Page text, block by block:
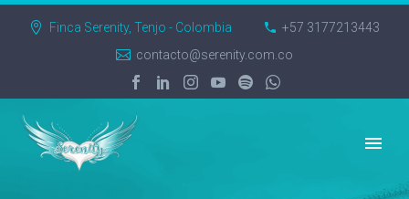
Finca Serenity, Tenjo - Colombia
+57 3177213443
contacto@serenity.com.co